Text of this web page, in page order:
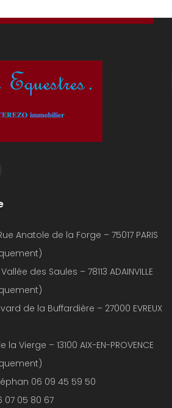
Anatole de la Forge – 75017 PARIS
des Saules – 78113 ADAINVILLE
de la Buffardière – 27000 EVREUX
la Vierge – 13100 AIX-EN-PROVENCE
06 09 45 59 50
07 05 80 67